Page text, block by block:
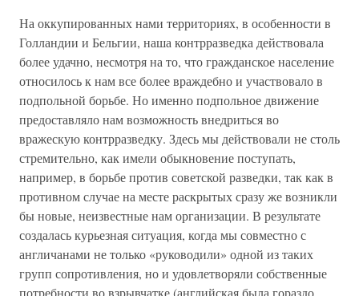
На оккупированных нами территориях, в особенности в
Голландии и Бельгии, наша контрразведка действовала
более удачно, несмотря на то, что гражданское население
относилось к нам все более враждебно и участвовало в
подпольной борьбе. Но именно подпольное движение
предоставляло нам возможность внедриться во
вражескую контрразведку. Здесь мы действовали не столь
стремительно, как имели обыкновение поступать,
например, в борьбе против советской разведки, так как в
противном случае на месте раскрытых сразу же возникли
бы новые, неизвестные нам организации. В результате
создалась курьезная ситуация, когда мы совместно с
англичанами не только «руководили» одной из таких
групп сопротивления, но и удовлетворяли собственные
потребности во взрывчатке (английская была гораздо